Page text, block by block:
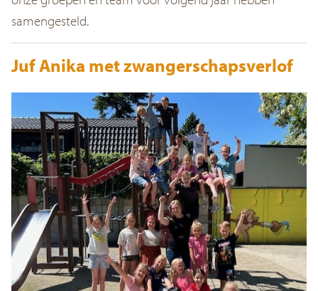
samengesteld.
Juf Anika met zwangerschapsverlof